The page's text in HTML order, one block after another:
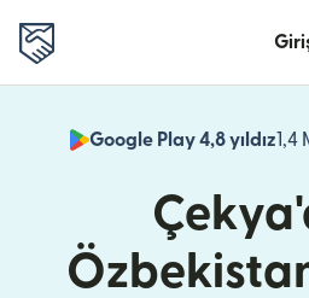
Google Play 4,8 yıldız1,4